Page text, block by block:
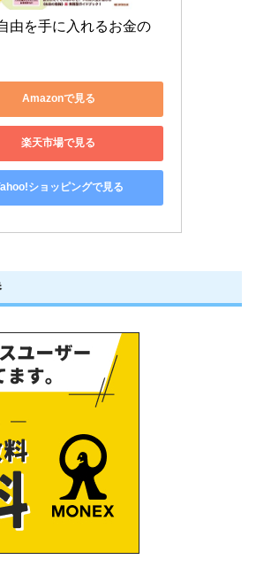
由を手に入れるお金の
Amazonで見る
楽天市場で見る
ショッピングで見る